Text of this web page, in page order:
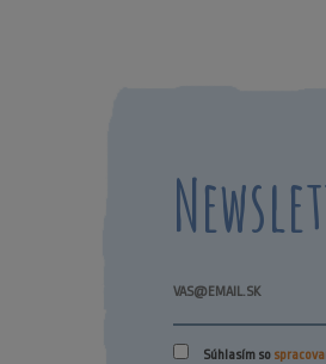
Súhlasím so